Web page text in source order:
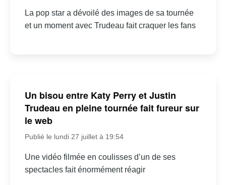
La pop star a dévoilé des images de sa tournée
et un moment avec Trudeau fait craquer les fans
Un bisou entre Katy Perry et Justin
Trudeau en pleine tournée fait fureur sur
le web
Publié le lundi 27 juillet à 19:54
Une vidéo filmée en coulisses d’un de ses
spectacles fait énormément réagir